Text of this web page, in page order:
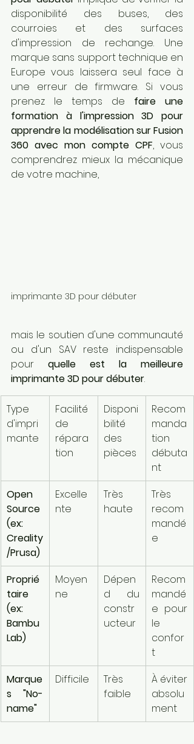
disponibilité des buses, des
courroies et des surfaces
d'impression de rechange. Une
marque sans support technique en
Europe vous laissera seul face à
une erreur de firmware. Si vous
prenez le temps de faire une
formation à l'impression 3D pour
apprendre la modélisation sur Fusion
360 avec mon compte CPF, vous
comprendrez mieux la mécanique
de votre machine,
imprimante 3D pour débuter
mais le soutien d'une communauté
ou d'un SAV reste indispensable
pour quelle est la meilleure
imprimante 3D pour débuter.
Type
d'impri
mante
Facilité
de
répara
tion
Disponi
bilité
des
pièces
Recom
manda
tion
débuta
nt
Open
Source
(ex:
Creality
/Prusa)
Excelle
nte
Très
haute
Très
recom
mandé
e
Proprié
taire
(ex:
Bambu
Lab)
Moyen
ne
Dépen
d du
constr
ucteur
Recom
mandé
e pour
le
confor
t
Marque
s "No-
name"
Difficile
Très
faible
À éviter
absolu
ment